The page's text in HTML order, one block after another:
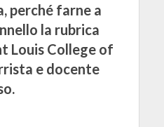
perché farne a
la rubrica
Louis College of
e docente